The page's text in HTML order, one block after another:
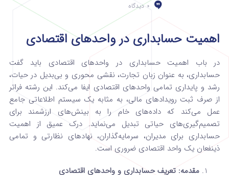
0 دیدگاه
اهمیت حسابداری در واحدهای اقتصادی
در باب اهمیت حسابداری در واحدهای اقتصادی باید گفت
حسابداری، به عنوان زبان تجارت، نقشی محوری و بی‌بدیل در حیات،
رشد و پایداری تمامی واحدهای اقتصادی ایفا می‌کند. این رشته فراتر
از صرف ثبت رویدادهای مالی، به مثابه یک سیستم اطلاعاتی جامع
عمل می‌کند که داده‌های خام را به بینش‌های ارزشمند برای
تصمیم‌گیری‌های حیاتی تبدیل می‌نماید. درک عمیق از اهمیت
حسابداری برای مدیران، سرمایه‌گذاران، نهادهای نظارتی و تمامی
ذینفعان یک واحد اقتصادی ضروری است.
مقدمه: تعریف حسابداری و واحدهای اقتصادی